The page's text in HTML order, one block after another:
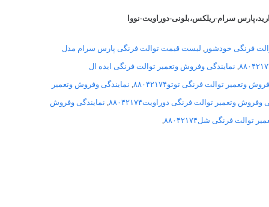
سرام-ریلکس،بلونی-دوراویت-نووا
فرنگی خودشور
لیست قیمت توالت فرنگی پارس سرام مدل
نمایندگی وفروش وتعمیر توالت فرنگی ایده ال
وتعمیر توالت فرنگی توتو۸۸۰۴۲۱۷۴
نمایندگی وفروش وتعمیر
وفروش وتعمیر توالت فرنگی دوراویت۸۸۰۴۲۱۷۴
نمایندگی وفروش
فرنگی شل۸۸۰۴۲۱۷۴